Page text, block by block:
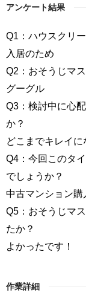
アンケート結果
Q1：ハウスクリ
入居のため
Q2：おそうじマ
グーグル
Q3：検討中に心
か？
どこまでキレイに
Q4：今回このタ
でしょうか？
中古マンション購
Q5：おそうじマ
たか？
よかったです！
作業詳細